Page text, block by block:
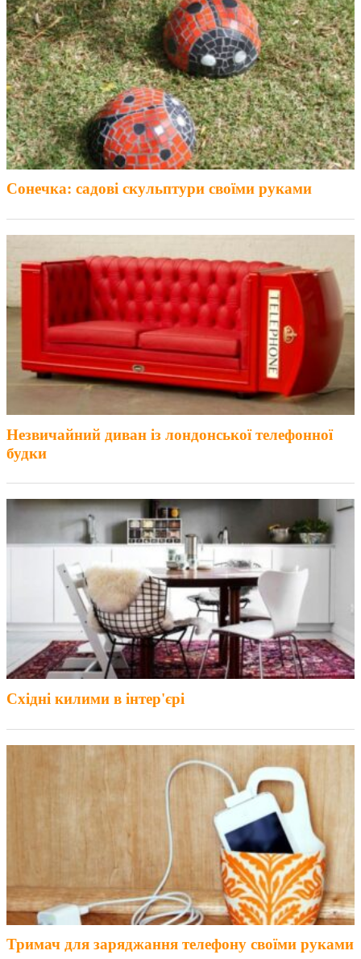
Сонечка: садові скульптури своїми руками
Незвичайний диван із лондонської телефонної
будки
Східні килими в інтер'єрі
Тримач для заряджання телефону своїми руками